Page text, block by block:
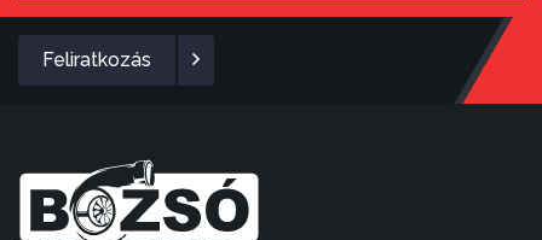
Feliratkozás